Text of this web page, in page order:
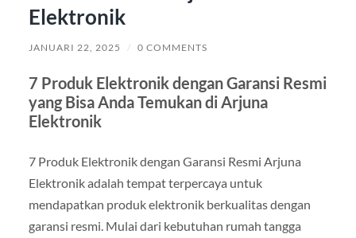
Elektronik
JANUARI 22, 2025 / 0 COMMENTS
7 Produk Elektronik dengan Garansi Resmi
yang Bisa Anda Temukan di Arjuna
Elektronik
7 Produk Elektronik dengan Garansi Resmi Arjuna
Elektronik adalah tempat terpercaya untuk
mendapatkan produk elektronik berkualitas dengan
garansi resmi. Mulai dari kebutuhan rumah tangga